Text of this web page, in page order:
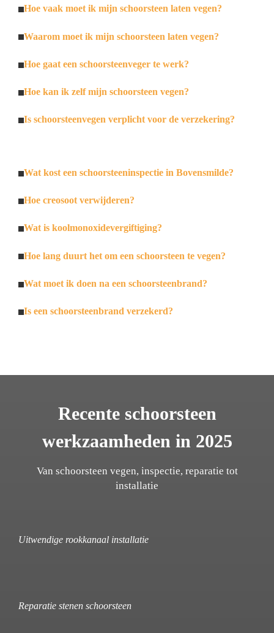
Hoe vaak moet ik mijn schoorsteen laten vegen?
Waarom moet ik mijn schoorsteen laten vegen?
Hoe gaat een schoorsteenveger te werk?
Hoe kan ik zelf mijn schoorsteen vegen?
Is schoorsteenvegen verplicht voor de verzekering?
Wat kost een schoorsteeninspectie in Bovensmilde?
Hoe creosoot verwijderen?
Wat is koolmonoxidevergiftiging?
Hoe lang duurt het om een schoorsteen te vegen?
Wat moet ik doen na een schoorsteenbrand?
Is een schoorsteenbrand verzekerd?
Recente schoorsteen
werkzaamheden in 2025
Van schoorsteen vegen, inspectie, reparatie tot
installatie
Uitwendige rookkanaal installatie
Reparatie stenen schoorsteen